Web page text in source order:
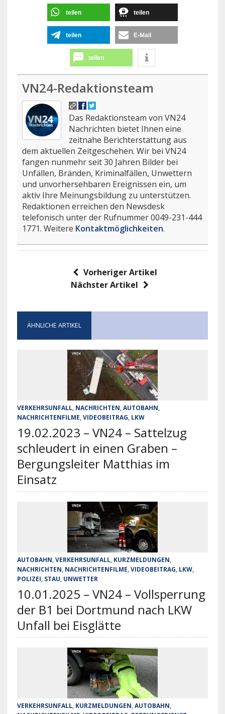
teilen teilen
teilen E-Mail
teilen
VN24-Redaktionsteam
Das Redaktionsteam von VN24
Nachrichten bietet Ihnen eine
zeitnahe Berichterstattung aus
dem aktuellen Zeitgeschehen. Wir bei VN24
fangen nunmehr seit 30 Jahren Bilder bei
Unfällen, Bränden, Kriminalfällen, Unwettern
und unvorhersehbaren Ereignissen ein, um
aktiv Ihre Meinungsbildung zu unterstützen.
Redaktionen erreichen den Newsdesk
telefonisch unter der Rufnummer 0049-231-444
1771. Weitere Kontaktmöglichkeiten.
Vorheriger Artikel
Nächster Artikel
ÄHNLICHE ARTIKEL
VERKEHRSUNFALL, NACHRICHTEN,AUTOBAHN,
NACHRICHTENFILME,VIDEOBEITRAG, LKW
19.02.2023 – VN24 – Sattelzug
schleudert in einen Graben –
Bergungsleiter Matthias im
Einsatz
AUTOBAHN,VERKEHRSUNFALL, KURZMELDUNGEN,
NACHRICHTEN, NACHRICHTENFILME,VIDEOBEITRAG, LKW,
POLIZEI, STAU, UNWETTER
10.01.2025 – VN24 – Vollsperrung
der B1 bei Dortmund nach LKW
Unfall bei Eisglätte
VERKEHRSUNFALL, KURZMELDUNGEN,AUTOBAHN,